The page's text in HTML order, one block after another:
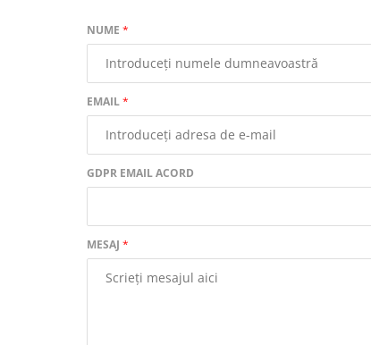
NUME *
EMAIL*
GDPR EMAIL ACORD
MESAJ *